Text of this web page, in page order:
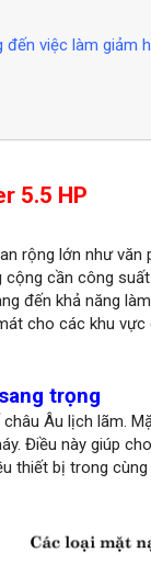
đến việc làm giảm
5.5 HP
rộng lớn như văn
cộng cần công
đến khả năng
cho các khu vực
trọng
Âu lịch lãm.
Điều này giúp
thiết bị trong